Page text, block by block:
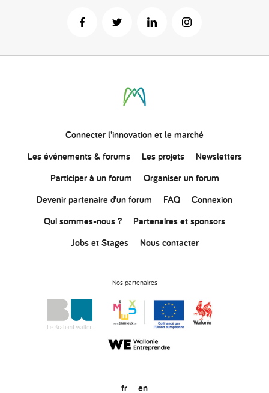
Connecterl’innovationet le marché
Les événements & forums
Les projets
Newsletters
Participer à un forum
Organiser un forum
Devenir partenaire d’un forum
FAQ
Connexion
Qui sommes-nous ?
Partenaires et sponsors
Jobs et Stages
Nous contacter
Nos partenaires
fr en